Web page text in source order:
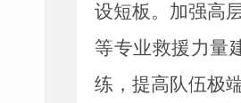
设短板。加强高
等专业救援力量
练，提高队伍极